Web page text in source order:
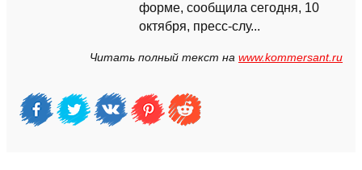
форме, сообщила сегодня, 10
октября, пресс-слу...
Читать полный текст на www.kommersant.ru